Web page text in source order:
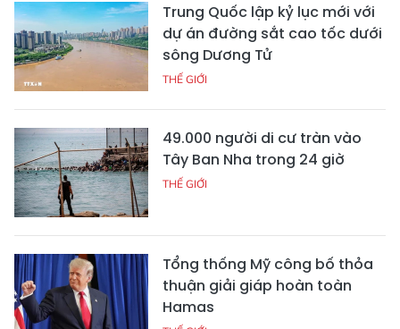
Trung Quốc lập kỷ lục mới với
dự án đường sắt cao tốc dưới
sông Dương Tử
THẾ GIỚI
49.000 người di cư tràn vào
Tây Ban Nha trong 24 giờ
THẾ GIỚI
Tổng thống Mỹ công bố thỏa
thuận giải giáp hoàn toàn
Hamas